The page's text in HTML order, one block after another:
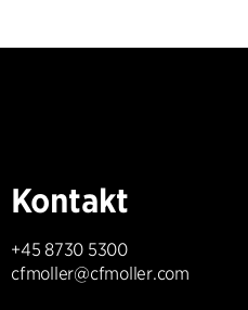
Kontakt
+45 8730 5300
cfmoller@cfmoller.com